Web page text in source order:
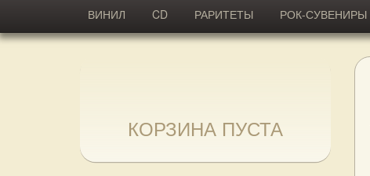
ВИНИЛ CD РАРИТЕТЫ РОК-СУВЕНИРЫ
АКСЕССУАРЫ
КОРЗИНА ПУСТА